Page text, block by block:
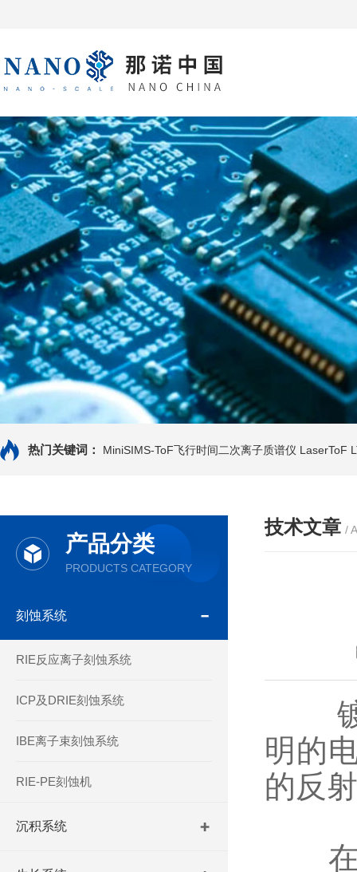
热门关键词： MiniSIMS-ToF飞行时间二次离子质谱仪 LaserToF
产品分类
PRODUCTS CATEGORY
刻蚀系统
RIE反应离子刻蚀系统
ICP及DRIE刻蚀系统
IBE离子束刻蚀系统
RIE-PE刻蚀机
沉积系统
技术文章 /
镀
明的
的反
在